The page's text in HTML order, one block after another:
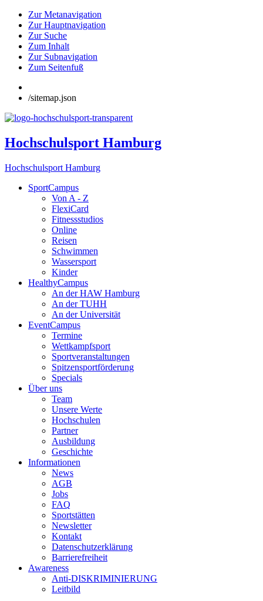
Zur Metanavigation
Zur Hauptnavigation
Zur Suche
Zum Inhalt
Zur Subnavigation
Zum Seitenfuß
/sitemap.json
Hochschulsport Hamburg
Hochschulsport Hamburg
SportCampus
Von A - Z
FlexiCard
Fitnessstudios
Online
Reisen
Schwimmen
Wassersport
Kinder
HealthyCampus
An der HAW Hamburg
An der TUHH
An der Universität
EventCampus
Termine
Wettkampfsport
Sportveranstaltungen
Spitzensportförderung
Specials
Über uns
Team
Unsere Werte
Hochschulen
Partner
Ausbildung
Geschichte
Informationen
News
AGB
Jobs
FAQ
Sportstätten
Newsletter
Kontakt
Datenschutzerklärung
Barrierefreiheit
Awareness
Anti-DISKRIMINIERUNG
Leitbild